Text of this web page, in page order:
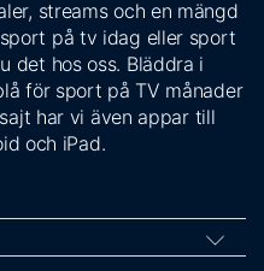
streams och en mängd
på tv idag eller sport
det hos oss. Bläddra i
för sport på TV månader
har vi även appar till
och iPad.